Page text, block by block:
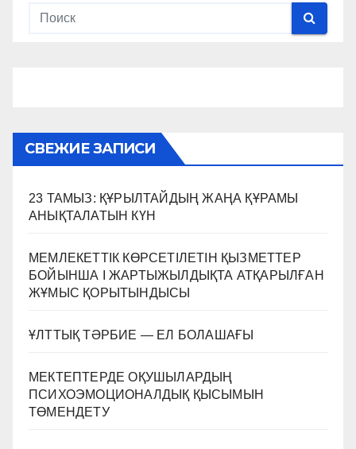
СВЕЖИЕ ЗАПИСИ
23 ТАМЫЗ: ҚҰРЫЛТАЙДЫҢ ЖАҢА ҚҰРАМЫ
АНЫҚТАЛАТЫН КҮН
МЕМЛЕКЕТТІК КӨРСЕТІЛЕТІН ҚЫЗМЕТТЕР
БОЙЫНША I ЖАРТЫЖЫЛДЫҚТА АТҚАРЫЛҒАН
ЖҰМЫС ҚОРЫТЫНДЫСЫ
ҰЛТТЫҚ ТӘРБИЕ — ЕЛ БОЛАШАҒЫ
МЕКТЕПТЕРДЕ ОҚУШЫЛАРДЫҢ
ПСИХОЭМОЦИОНАЛДЫҚ ҚЫСЫМЫН
ТӨМЕНДЕТУ